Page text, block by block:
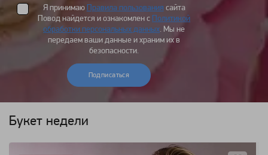
Я принимаю Правила пользования сайта
Повод найдется и ознакомлен с Политикой
обработки персональных данных. Мы не
передаем ваши данные и храним их в
безопасности.
Подписаться
Букет недели